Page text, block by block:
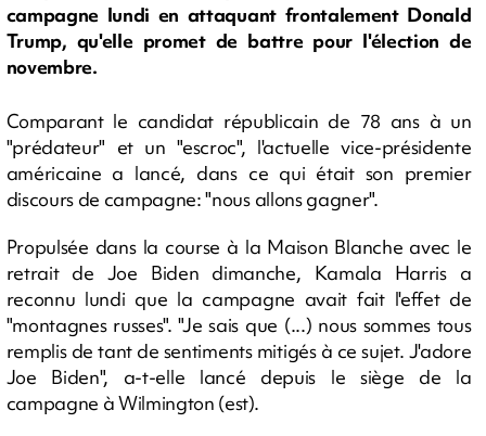
campagne lundi en attaquant frontalement Donald
Trump, qu'elle promet de battre pour l'élection de
novembre.
Comparant le candidat républicain de 78 ans à un
"prédateur" et un "escroc", l'actuelle vice-présidente
américaine a lancé, dans ce qui était son premier
discours de campagne: "nous allons gagner".
Propulsée dans la course à la Maison Blanche avec le
retrait de Joe Biden dimanche, Kamala Harris a
reconnu lundi que la campagne avait fait l'effet de
"montagnes russes". "Je sais que (...) nous sommes tous
remplis de tant de sentiments mitigés à ce sujet. J'adore
Joe Biden", a-t-elle lancé depuis le siège de la
campagne à Wilmington (est).